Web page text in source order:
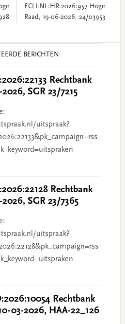
ECLI:NL:HR:2026:957 Hoge
Raad, 19-06-2026, 24/03953
BERICHTEN
Rechtbank
SGR 23/7215
uitspraak?
Rechtbank
SGR 23/7365
uitspraak?
Rechtbank
03-2026, HAA-22_126